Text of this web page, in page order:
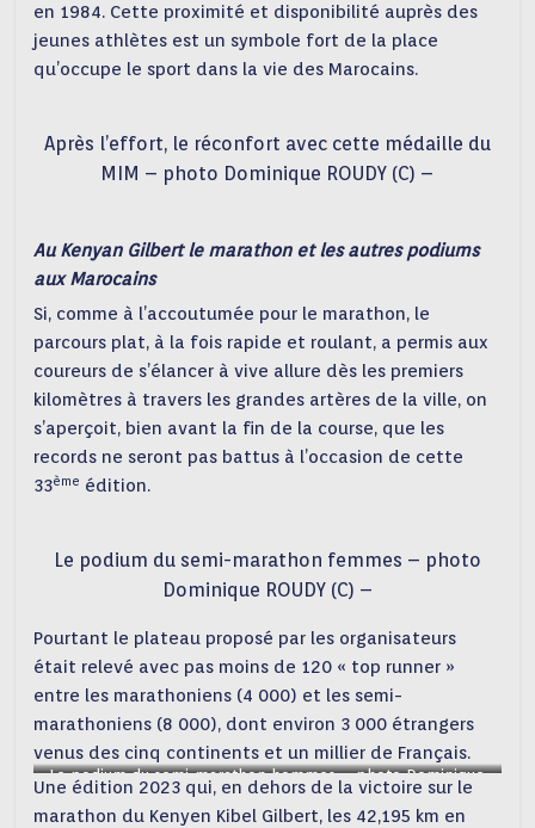
en 1984. Cette proximité et disponibilité auprès des
jeunes athlètes est un symbole fort de la place
qu’occupe le sport dans la vie des Marocains.
Après l’effort, le réconfort avec cette médaille du
MIM – photo Dominique ROUDY (C) –
Au Kenyan Gilbert le marathon et les autres podiums
aux Marocains
Si, comme à l’accoutumée pour le marathon, le
parcours plat, à la fois rapide et roulant, a permis aux
coureurs de s’élancer à vive allure dès les premiers
kilomètres à travers les grandes artères de la ville, on
s’aperçoit, bien avant la fin de la course, que les
records ne seront pas battus à l’occasion de cette
33ème édition.
Le podium du semi-marathon femmes – photo
Dominique ROUDY (C) –
Pourtant le plateau proposé par les organisateurs
était relevé avec pas moins de 120 « top runner »
entre les marathoniens (4 000) et les semi-
marathoniens (8 000), dont environ 3 000 étrangers
venus des cinq continents et un millier de Français.
Le podium du semi-marathon hommes – photo Dominique
ROUDY (C) –
Une édition 2023 qui, en dehors de la victoire sur le
marathon du Kenyen Kibel Gilbert, les 42,195 km en